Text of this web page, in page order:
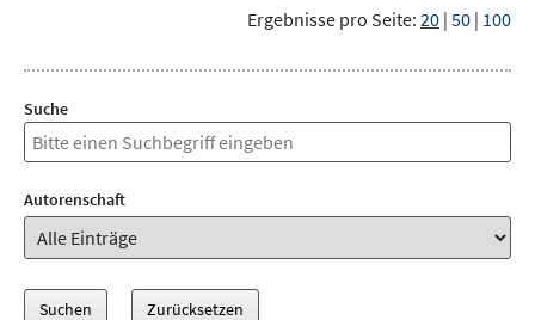
Ergebnisse pro Seite: 20 | 50 | 100
Suche
Autorenschaft